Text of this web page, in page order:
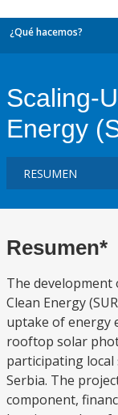
¿Qué hacemos?
Scaling-
Energy
Resumen*
The development
Clean Energy
uptake of energy
rooftop solar
participating local
Serbia. The
component,